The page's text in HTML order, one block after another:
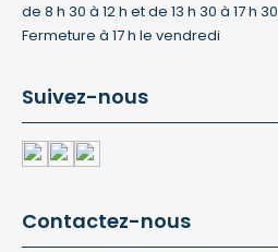
de 8 h 30 à 12 h et de 13 h 30 à 17 h 30
Fermeture à 17 h le vendredi
Suivez-nous
Contactez-nous